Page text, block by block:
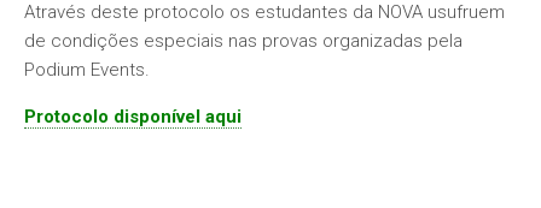
Através deste protocolo os estudantes da NOVA usufruem
de condições especiais nas provas organizadas pela
Podium Events.
Protocolo disponível aqui